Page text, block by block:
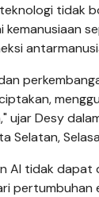
tidak
kemanusiaan
ujar Desy
Selatan,
AI tidak dapat
pertumbuhan